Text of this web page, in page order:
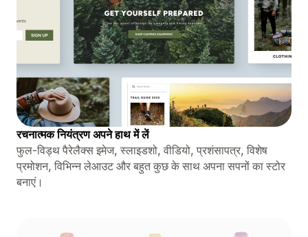
रचनात्मक नियंत्रण अपने हाथ में लें
फुल-विड्थ पैरेलैक्स इमेज, स्लाइडशो, वीडियो, प्रशंसापत्र, विशेष
प्रमोशन, विभिन्न लेआउट और बहुत कुछ के साथ अपना सपनों का स्टोर
बनाएं।